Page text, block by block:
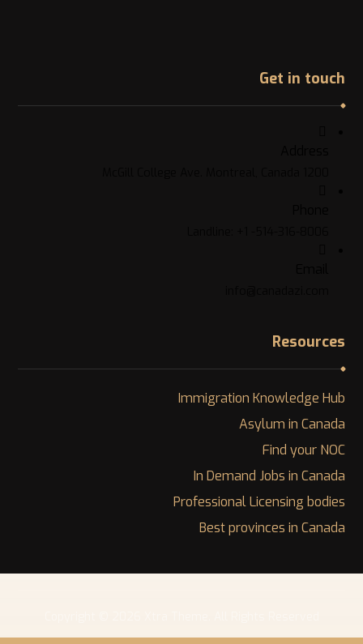
Get in touch
Resources
Immigration Knowledge Hub
Asylum in Canada
Find your NOC
In Demand Jobs in Canada
Professional Licensing bodies
Best provinces in Canada